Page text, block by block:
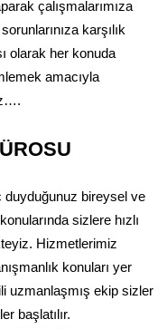
çalışmalarımıza
karşılık
olarak her konuda
amacıyla
duyduğunuz bireysel ve
sizlere hızlı
Hizmetlerimiz
konuları yer
uzmanlaşmış ekip sizler
başlatılır.